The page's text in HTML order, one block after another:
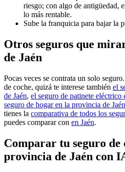
riesgo; con algo de antigüedad,
lo más rentable.
Sube la franquicia para bajar la
Otros seguros que
de Jaén
Pocas veces se contrata un solo
de coche, quizá te interese también el
de Jaén, el seguro de patinete eléctrico
seguro de hogar en la provincia de Jaén
tienes la comparativa de todos los
puedes comparar con en Jaén.
Comparar tu seguro de
provincia de Jaén con